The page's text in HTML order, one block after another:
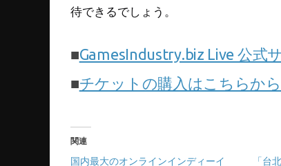
待できるでしょう。
■GamesIndustry.biz Live 公式
■チケットの購入はこちらから
関連
国内最大のオンラインインディーイ
「台